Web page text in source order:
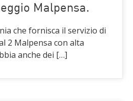
Malpensa.
che fornisca il servizio di
2 Malpensa con alta
anche dei […]